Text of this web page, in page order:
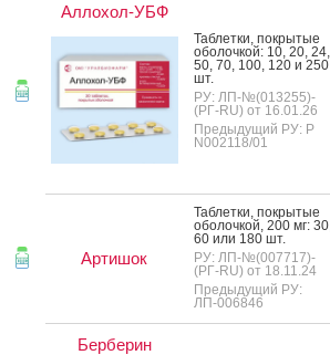
Аллохол-УБФ
Таб­летки, пок­ры­тые
обо­лоч­кой: 10, 20, 24,
50, 70, 100, 120 и 250
шт.
РУ: ЛП-№(013255)-
(РГ-RU) от 16.01.26
Предыдущий РУ: Р
N002118/01
Артишок
Таб­летки, пок­ры­тые
обо­лоч­кой, 200 мг: 30,
60 или 180 шт.
РУ: ЛП-№(007717)-
(РГ-RU) от 18.11.24
Предыдущий РУ:
ЛП-006846
Берберин